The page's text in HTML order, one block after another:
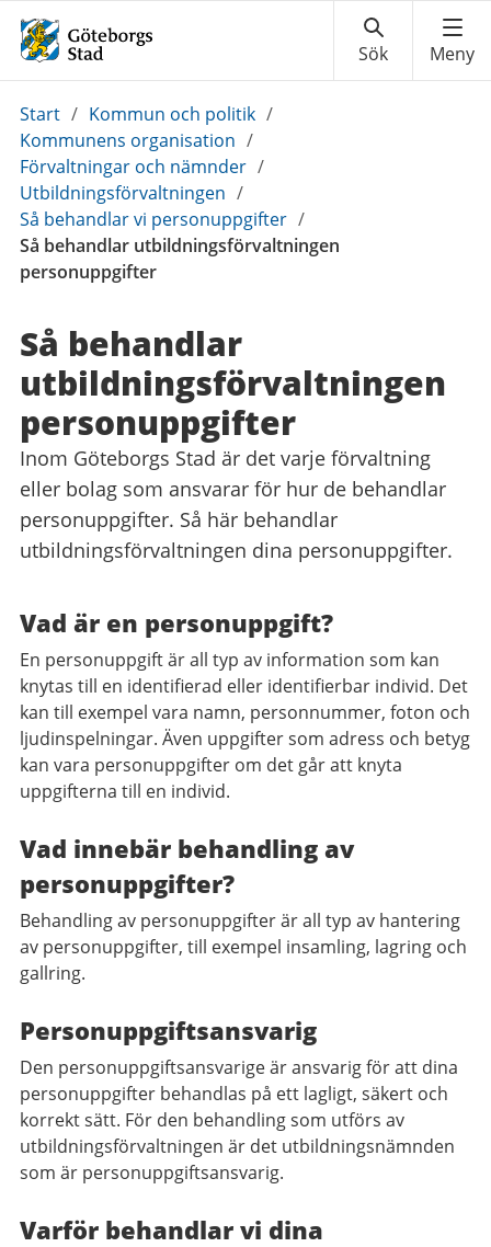
Du
är
här:
Start / Kommun och politik /
Kommunens organisation /
Förvaltningar och nämnder /
Utbildningsförvaltningen /
Så behandlar vi personuppgifter /
Så behandlar utbildningsförvaltningen
personuppgifter
Så behandlar
utbildningsförvaltningen
personuppgifter
Inom Göteborgs Stad är det varje förvaltning
eller bolag som ansvarar för hur de behandlar
personuppgifter. Så här behandlar
utbildningsförvaltningen dina personuppgifter.
Vad är en personuppgift?
En personuppgift är all typ av information som kan
knytas till en identifierad eller identifierbar individ. Det
kan till exempel vara namn, personnummer, foton och
ljudinspelningar. Även uppgifter som adress och betyg
kan vara personuppgifter om det går att knyta
uppgifterna till en individ.
Vad innebär behandling av
personuppgifter?
Behandling av personuppgifter är all typ av hantering
av personuppgifter, till exempel insamling, lagring och
gallring.
Personuppgiftsansvarig
Den personuppgiftsansvarige är ansvarig för att dina
personuppgifter behandlas på ett lagligt, säkert och
korrekt sätt. För den behandling som utförs av
utbildningsförvaltningen är det utbildningsnämnden
som är personuppgiftsansvarig.
Varför behandlar vi dina